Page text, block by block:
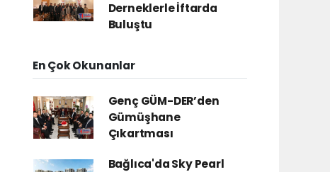
Derneklerle İftarda
Buluştu
En Çok Okunanlar
Genç GÜM-DER’den
Gümüşhane
Çıkartması
Bağlıca'da Sky Pearl